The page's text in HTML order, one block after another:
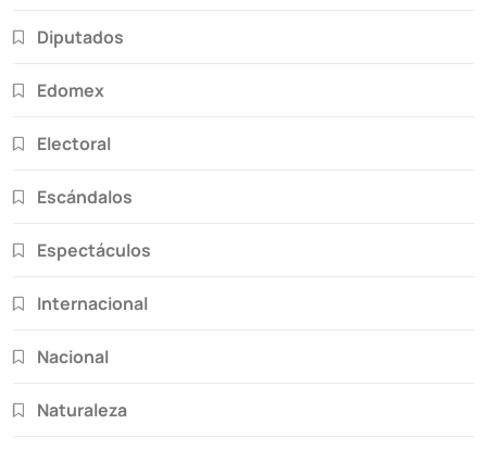
Diputados
Edomex
Electoral
Escándalos
Espectáculos
Internacional
Nacional
Naturaleza